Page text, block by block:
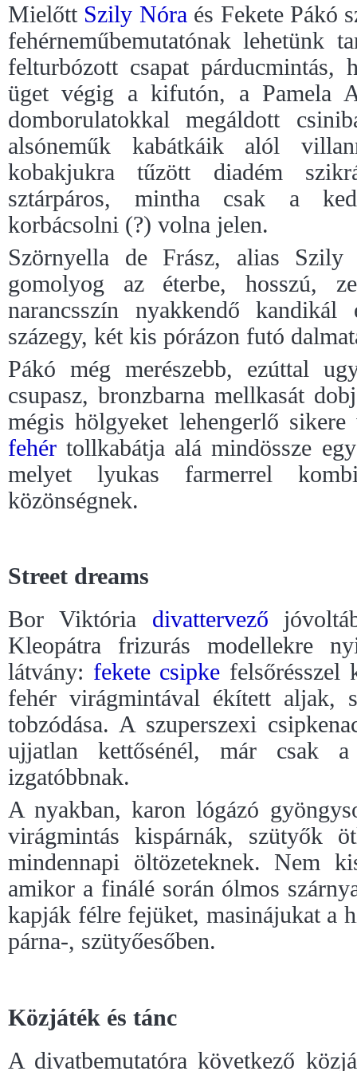
Mielőtt Szily Nóra és Fekete Pákó
fehérneműbemutatónak lehetünk
felturbózott csapat párducmintás,
üget végig a kifutón, a Pamela
domborulatokkal megáldott
alsóneműk kabátkáik alól
kobakjukra tűzött diadém
sztárpáros, mintha csak a
korbácsolni (?) volna jelen.
Szörnyella de Frász, alias
gomolyog az éterbe, hosszú,
narancsszín nyakkendő
százegy, két kis pórázon futó
Pákó még merészebb, ezúttal
csupasz, bronzbarna mellkasát
mégis hölgyeket lehengerlő
fehér tollkabátja alá mindössze
melyet lyukas farmerrel
közönségnek.
Street dreams
Bor Viktória divattervező
Kleopátra frizurás modellekre
látvány: fekete csipke
fehér virágmintával ékített aljak,
tobzódása. A szuperszexi
ujjatlan kettősénél, már csak
izgatóbbnak.
A nyakban, karon lógázó
virágmintás kispárnák, szütyők
mindennapi öltözeteknek. Nem
amikor a finálé során ólmos
kapják félre fejüket, masinájukat a
párna-, szütyőesőben.
Közjáték és tánc
A divatbemutatóra következő